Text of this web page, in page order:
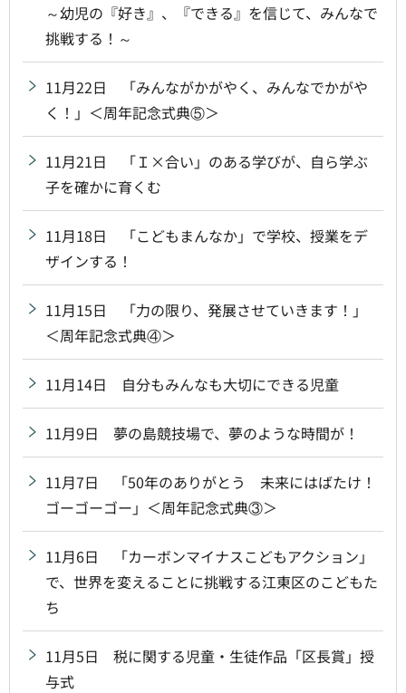
～幼児の『好き』、『できる』を信じて、みんなで
挑戦する！～
11月22日 「みんながかがやく、みんなでかがや
く！」＜周年記念式典⑤＞
11月21日 「Ｉ×合い」のある学びが、自ら学ぶ
子を確かに育くむ
11月18日 「こどもまんなか」で学校、授業をデ
ザインする！
11月15日 「力の限り、発展させていきます！」
＜周年記念式典④＞
11月14日 自分もみんなも大切にできる児童
11月9日 夢の島競技場で、夢のような時間が！
11月7日 「50年のありがとう 未来にはばたけ！
ゴーゴーゴー」＜周年記念式典③＞
11月6日 「カーボンマイナスこどもアクション」
で、世界を変えることに挑戦する江東区のこどもた
ち
11月5日 税に関する児童・生徒作品「区長賞」授
与式